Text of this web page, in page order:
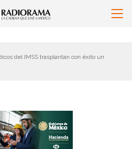
del IMSS trasplantan con éxito un